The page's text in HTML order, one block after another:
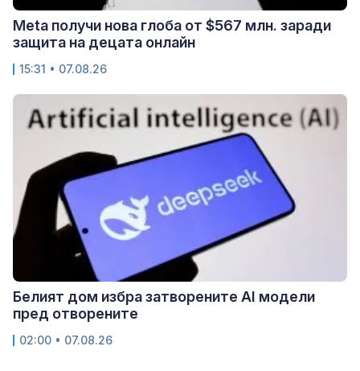
Meta получи нова глоба от $567 млн. заради
защита на децата онлайн
15:31 • 07.08.26
Белият дом избра затворените AI модели
пред отворените
02:00 • 07.08.26